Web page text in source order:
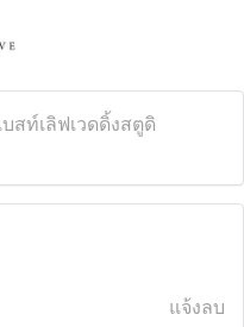
สท์เลิฟเวดดิ้งสตูดิ
แจ้งลบ